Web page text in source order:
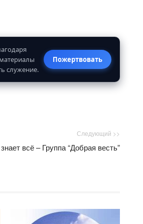
служение.
Пожертвовать
Следующий >>
всё – Группа “Добрая весть”